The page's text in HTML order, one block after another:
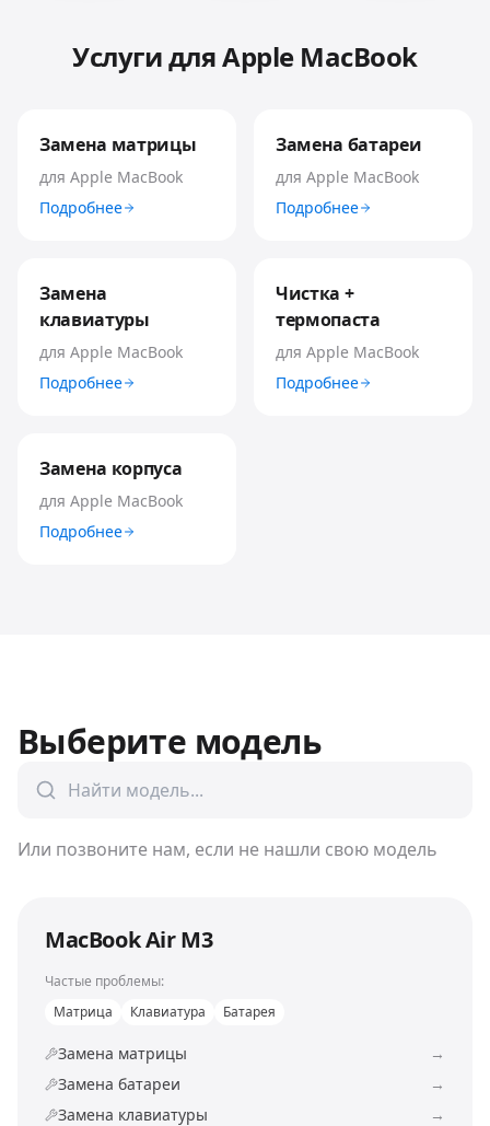
Услуги дляApple MacBook
Замена матрицы
для Apple MacBook
Подробнее
Замена батареи
для Apple MacBook
Подробнее
Замена
клавиатуры
для Apple MacBook
Подробнее
Чистка +
термопаста
для Apple MacBook
Подробнее
Замена корпуса
для Apple MacBook
Подробнее
Выберите модель
Или позвоните нам, если не нашли свою модель
MacBook Air M3
Частые проблемы:
Матрица
Клавиатура Батарея
Замена матрицы
→
Замена батареи
→
Замена клавиатуры
→